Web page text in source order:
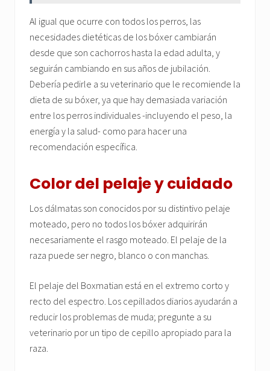
Al igual que ocurre con todos los perros, las
necesidades dietéticas de los bóxer cambiarán
desde que son cachorros hasta la edad adulta, y
seguirán cambiando en sus años de jubilación.
Debería pedirle a su veterinario que le recomiende la
dieta de su bóxer, ya que hay demasiada variación
entre los perros individuales -incluyendo el peso, la
energía y la salud- como para hacer una
recomendación específica.
Color del pelaje y cuidado
Los dálmatas son conocidos por su distintivo pelaje
moteado, pero no todos los bóxer adquirirán
necesariamente el rasgo moteado. El pelaje de la
raza puede ser negro, blanco o con manchas.
El pelaje del Boxmatian está en el extremo corto y
recto del espectro. Los cepillados diarios ayudarán a
reducir los problemas de muda; pregunte a su
veterinario por un tipo de cepillo apropiado para la
raza.